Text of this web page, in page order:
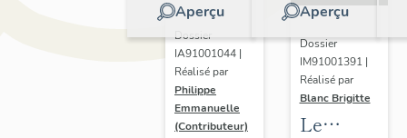
Aperçu
Dossier
IA91001044 |
Réalisé par
Philippe
Emmanuelle
(Contributeur)
Aperçu
Dossier
IM91001391 |
Réalisé par
Blanc Brigitte
Le